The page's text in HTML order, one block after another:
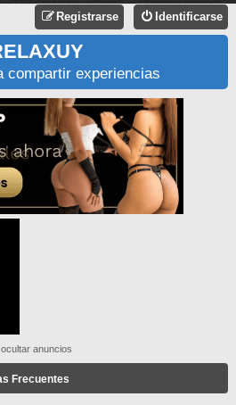
Identificarse
Registrarse
compartir experiencias
ocultar anuncios
Frecuentes